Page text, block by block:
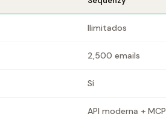
Ilimitados
2,500 emails
Sí
API moderna + MCP